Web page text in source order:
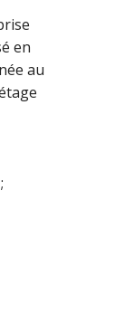
en
au